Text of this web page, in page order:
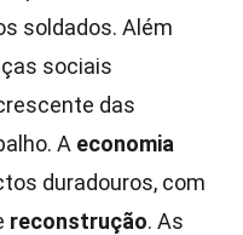
soldados. Além
sociais
das
A economia
duradouros, com
reconstrução. As